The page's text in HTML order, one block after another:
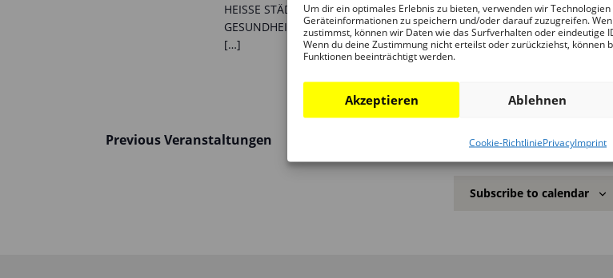
Um dir ein optimales Erlebnis zu bieten, verwenden wir Technologien
Geräteinformationen zu speichern und/oder darauf zuzugreifen.
zustimmst, können wir Daten wie das Surfverhalten oder eindeutige
Wenn du deine Zustimmung nicht erteilst oder zurückziehst, können
Funktionen beeinträchtigt werden.
Akzeptieren Ablehnen
Cookie-RichtliniePrivacyImprint
HEISSE STÄDTE, KÜHLE LÖSUNGEN. LANDSCHAFTSARCHITEKTUR, KLIMA
GESUNDHEIT IM DIALOG“: 3. FEBRUAR 2027, 19 - 21 Uhr DAM
[…]
PreviousVeranstaltungen
Subscribe to calendar